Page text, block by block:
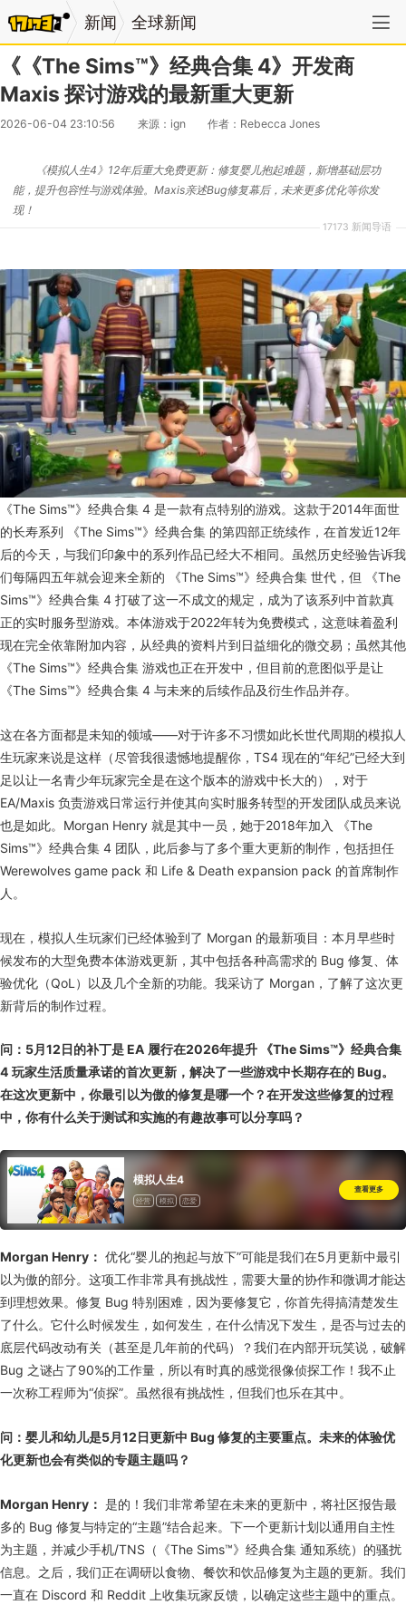
新闻 全球新闻
《《The Sims™》经典合集 4》开发商
Maxis 探讨游戏的最新重大更新
2026-06-04 23:10:56 来源：ign 作者：Rebecca Jones
17173 新闻导语
《模拟人生4》12年后重大免费更新：修复婴儿抱起难题，新增基础层功
能，提升包容性与游戏体验。Maxis亲述Bug修复幕后，未来更多优化等你发
现！
《The Sims™》经典合集 4 是一款有点特别的游戏。这款于2014年面世
的长寿系列 《The Sims™》经典合集 的第四部正统续作，在首发近12年
后的今天，与我们印象中的系列作品已经大不相同。虽然历史经验告诉我
们每隔四五年就会迎来全新的 《The Sims™》经典合集 世代，但 《The
Sims™》经典合集 4 打破了这一不成文的规定，成为了该系列中首款真
正的实时服务型游戏。本体游戏于2022年转为免费模式，这意味着盈利
现在完全依靠附加内容，从经典的资料片到日益细化的微交易；虽然其他
《The Sims™》经典合集 游戏也正在开发中，但目前的意图似乎是让
《The Sims™》经典合集 4 与未来的后续作品及衍生作品并存。
这在各方面都是未知的领域——对于许多不习惯如此长世代周期的模拟人
生玩家来说是这样（尽管我很遗憾地提醒你，TS4 现在的“年纪”已经大到
足以让一名青少年玩家完全是在这个版本的游戏中长大的），对于
EA/Maxis 负责游戏日常运行并使其向实时服务转型的开发团队成员来说
也是如此。Morgan Henry 就是其中一员，她于2018年加入 《The
Sims™》经典合集 4 团队，此后参与了多个重大更新的制作，包括担任
Werewolves game pack 和 Life & Death expansion pack 的首席制作
人。
现在，模拟人生玩家们已经体验到了 Morgan 的最新项目：本月早些时
候发布的大型免费本体游戏更新，其中包括各种高需求的 Bug 修复、体
验优化（QoL）以及几个全新的功能。我采访了 Morgan，了解了这次更
新背后的制作过程。
问：5月12日的补丁是 EA 履行在2026年提升 《The Sims™》经典合集
4 玩家生活质量承诺的首次更新，解决了一些游戏中长期存在的 Bug。
在这次更新中，你最引以为傲的修复是哪一个？在开发这些修复的过程
中，你有什么关于测试和实施的有趣故事可以分享吗？
模拟人生4
经营 模拟 恋爱
查看更多
Morgan Henry： 优化“婴儿的抱起与放下”可能是我们在5月更新中最引
以为傲的部分。这项工作非常具有挑战性，需要大量的协作和微调才能达
到理想效果。修复 Bug 特别困难，因为要修复它，你首先得搞清楚发生
了什么。它什么时候发生，如何发生，在什么情况下发生，是否与过去的
底层代码改动有关（甚至是几年前的代码）？我们在内部开玩笑说，破解
Bug 之谜占了90%的工作量，所以有时真的感觉很像侦探工作！我不止
一次称工程师为“侦探”。虽然很有挑战性，但我们也乐在其中。
问：婴儿和幼儿是5月12日更新中 Bug 修复的主要重点。未来的体验优
化更新也会有类似的专题主题吗？
Morgan Henry： 是的！我们非常希望在未来的更新中，将社区报告最
多的 Bug 修复与特定的“主题”结合起来。下一个更新计划以通用自主性
为主题，并减少手机/TNS（《The Sims™》经典合集 通知系统）的骚扰
信息。之后，我们正在调研以食物、餐饮和饮品修复为主题的更新。我们
一直在 Discord 和 Reddit 上收集玩家反馈，以确定这些主题中的重点。